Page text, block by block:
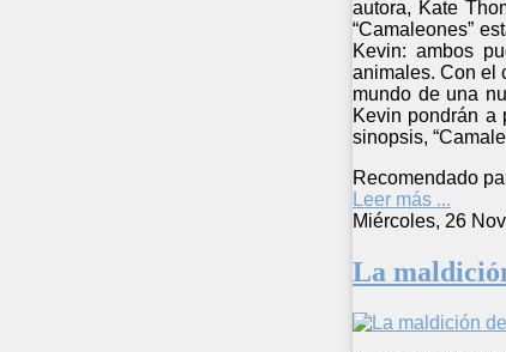
autora, Kate
“Camaleones”
Kevin: ambos
animales. Con el
mundo de una
Kevin pondrán a
sinopsis,
Recomendado
Leer más ...
Miércoles, 26
La